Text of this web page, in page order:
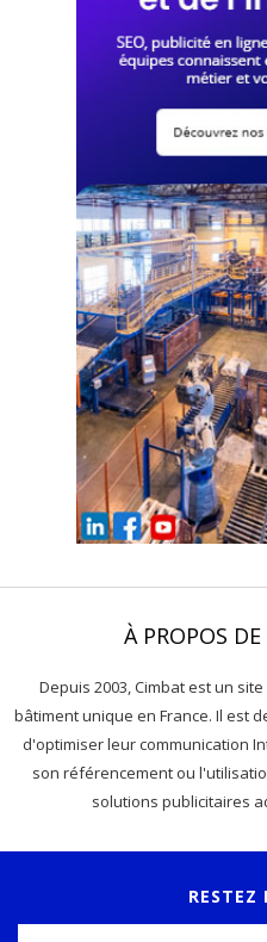
À PROPOS DE
Depuis 2003, Cimbat est un
bâtiment unique en France. Il est
d'optimiser leur communication
son référencement ou
solutions publicitaires
RESTEZ